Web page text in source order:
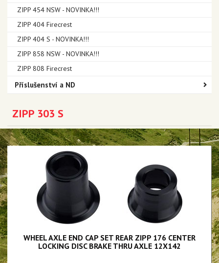
ZIPP 454 NSW - NOVINKA!!!
ZIPP 404 Firecrest
ZIPP 404 S - NOVINKA!!!
ZIPP 858 NSW - NOVINKA!!!
ZIPP 808 Firecrest
Příslušenství a ND
ZIPP 303 S
WHEEL AXLE END CAP SET REAR ZIPP 176 CENTER
LOCKING DISC BRAKE THRU AXLE 12X142